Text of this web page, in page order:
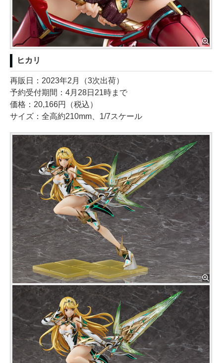
ヒカリ
再販日：2023年2月（3次出荷）
予約受付期間：4月28日21時まで
価格：20,166円（税込）
サイズ：全高約210mm、1/7スケール